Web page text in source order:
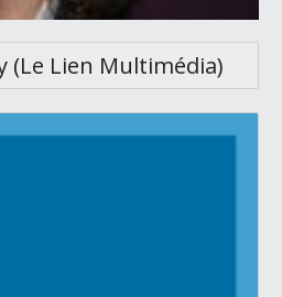
(Le Lien Multimédia)